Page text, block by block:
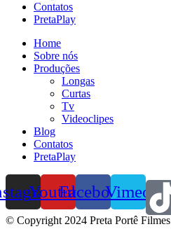
Contatos
PretaPlay
Home
Sobre nós
Produções
Longas
Curtas
Tv
Videoclipes
Blog
Contatos
PretaPlay
YoutubeFacebook
Vimeo
© Copyright 2024 Preta Portê Filmes